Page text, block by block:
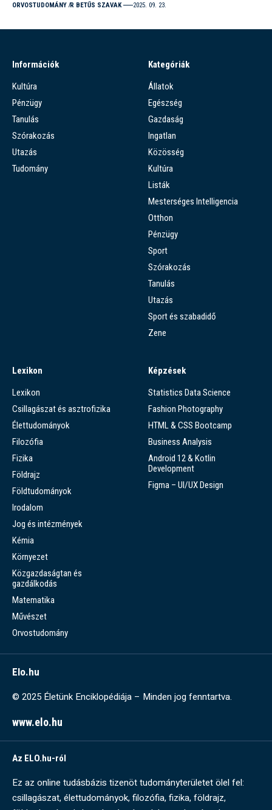
ORVOSTUDOMÁNY R BETŰS SZAVAK 2025. 09. 23.
Információk
Kultúra
Pénzügy
Tanulás
Szórakozás
Utazás
Tudomány
Kategóriák
Állatok
Egészség
Gazdaság
Ingatlan
Közösség
Kultúra
Listák
Mesterséges Intelligencia
Otthon
Pénzügy
Sport
Szórakozás
Tanulás
Utazás
Sport és szabadidő
Zene
Lexikon
Lexikon
Csillagászat és asztrofizika
Élettudományok
Filozófia
Fizika
Földrajz
Földtudományok
Irodalom
Jog és intézmények
Kémia
Környezet
Közgazdaságtan és
gazdálkodás
Matematika
Művészet
Orvostudomány
Képzések
Statistics Data Science
Fashion Photography
HTML & CSS Bootcamp
Business Analysis
Android 12 & Kotlin
Development
Figma – UI/UX Design
Elo.hu
© 2025 Életünk Enciklopédiája – Minden jog fenntartva.
www.elo.hu
Az ELO.hu-ról
Ez az online tudásbázis tizenöt tudományterületet ölel fel:
csillagászat, élettudományok, filozófia, fizika, földrajz,